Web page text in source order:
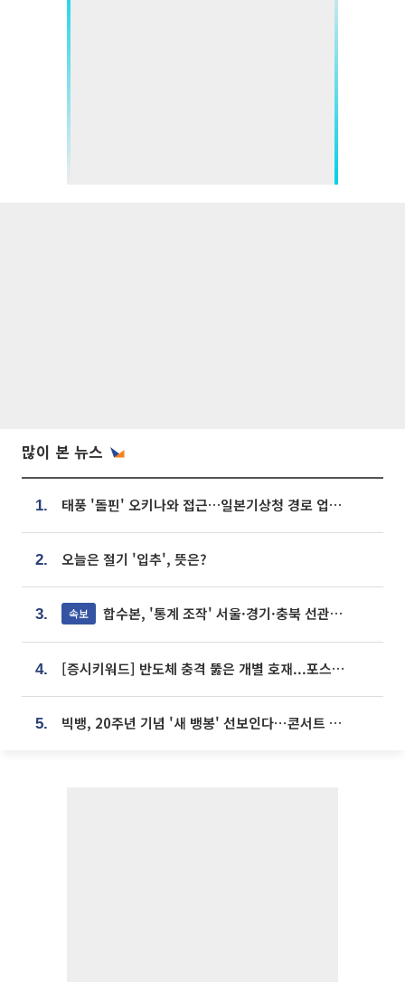
많이 본 뉴스
1. 태풍 '돌핀' 오키나와 접근…일본기상청 경로 업데이트
2. 오늘은 절기 '입추', 뜻은?
3. 속보 합수본, '통계 조작' 서울·경기·충북 선관위 등 추가 압수수색
4. [증시키워드] 반도체 충격 뚫은 개별 호재...포스코퓨처엠·에코프로·한화솔루션 '눈길'
5. 빅뱅, 20주년 기념 '새 뱅봉' 선보인다⋯콘서트 앞두고 팝업 개최